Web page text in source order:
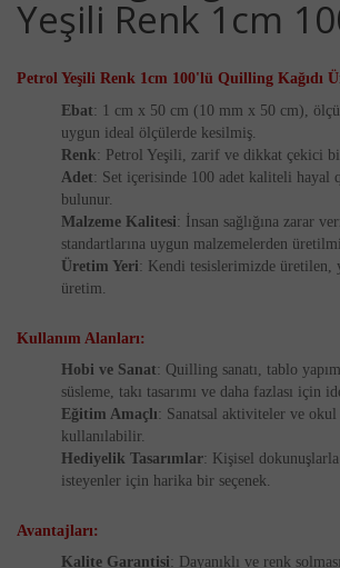
Yeşili Renk 1cm
Petrol Yeşili Renk 1cm 100'lü Quilling Kağıdı
Ebat: 1 cm x 50 cm (10 mm x 50 cm),
uygun ideal ölçülerde kesilmiş.
Renk: Petrol Yeşili, zarif ve dikkat çekici
Adet: Set içerisinde 100 adet kaliteli hayal
bulunur.
Malzeme Kalitesi: İnsan sağlığına zarar
standartlarına uygun malzemelerden
Üretim Yeri: Kendi tesislerimizde üretilen,
üretim.
Kullanım Alanları:
Hobi ve Sanat: Quilling sanatı, tablo
süsleme, takı tasarımı ve daha fazlası için
Eğitim Amaçlı: Sanatsal aktiviteler ve
kullanılabilir.
Hediyelik Tasarımlar: Kişisel
isteyenler için harika bir seçenek.
Avantajları:
Kalite Garantisi: Dayanıklı ve renk